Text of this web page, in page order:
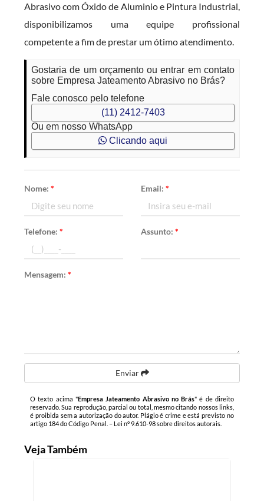
Abrasivo com Óxido de Aluminio e Pintura Industrial,
disponibilizamos uma equipe profissional
competente a fim de prestar um ótimo atendimento.
Gostaria de um orçamento ou entrar em contato
sobre Empresa Jateamento Abrasivo no Brás?
Fale conosco pelo telefone
(11) 2412-7403
Ou em nosso WhatsApp
Clicando aqui
Nome:* Email: *
Telefone:* Assunto: *
Mensagem:*
Enviar
O texto acima "Empresa Jateamento Abrasivo no Brás" é de direito
reservado. Sua reprodução, parcial ou total, mesmo citando nossos links,
é proibida sem a autorização do autor. Plágio é crime e está previsto no
artigo 184 do Código Penal. – Lei n° 9.610-98 sobre direitos autorais
Veja Também